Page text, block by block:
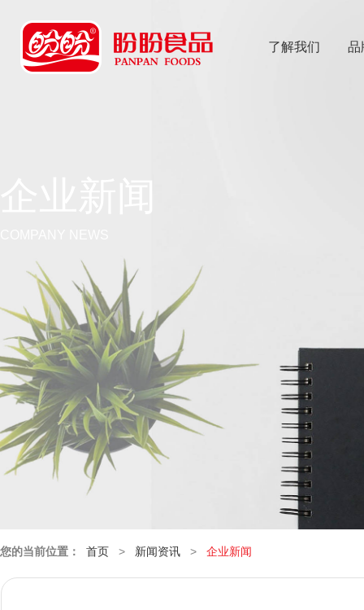
了解我们 品
您的当前位置： 首页 > 新闻资讯 > 企业新闻